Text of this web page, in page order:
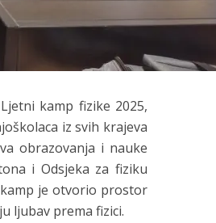
kamp fizike 2025,
iz svih krajeva
obrazovanja i nauke
i Odsjeka za fiziku
je otvorio prostor
ljubav prema fizici.